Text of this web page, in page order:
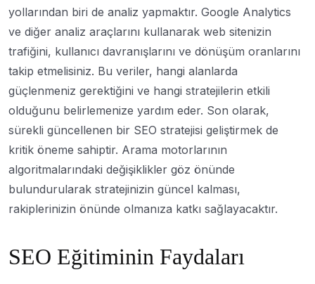
yollarından biri de analiz yapmaktır. Google Analytics
ve diğer analiz araçlarını kullanarak web sitenizin
trafiğini, kullanıcı davranışlarını ve dönüşüm oranlarını
takip etmelisiniz. Bu veriler, hangi alanlarda
güçlenmeniz gerektiğini ve hangi stratejilerin etkili
olduğunu belirlemenize yardım eder. Son olarak,
sürekli güncellenen bir SEO stratejisi geliştirmek de
kritik öneme sahiptir. Arama motorlarının
algoritmalarındaki değişiklikler göz önünde
bulundurularak stratejinizin güncel kalması,
rakiplerinizin önünde olmanıza katkı sağlayacaktır.
SEO Eğitiminin Faydaları